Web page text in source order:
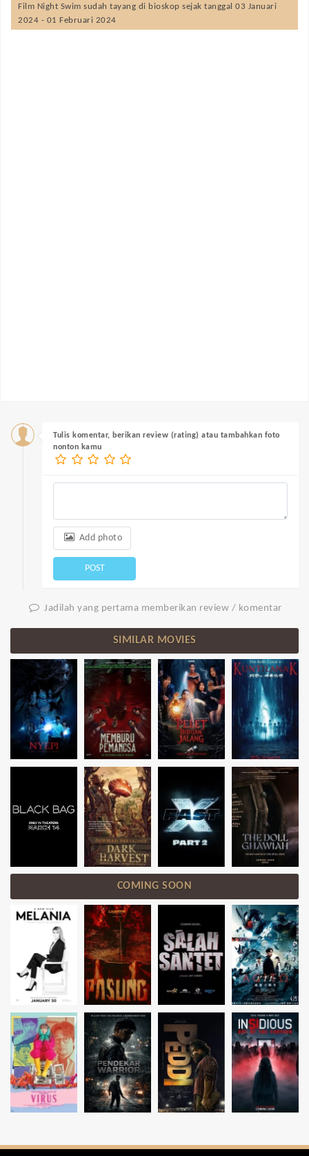
Film Night Swim sudah tayang di bioskop sejak tanggal 03 Januari
2024 - 01 Februari 2024
Tulis komentar, berikan review (rating) atau tambahkan foto
nonton kamu
Add photo
POST
Jadilah yang pertama memberikan review / komentar
SIMILAR MOVIES
COMING SOON